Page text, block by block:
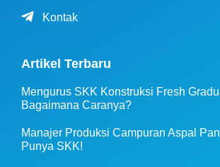
Kontak
Artikel Terbaru
Mengurus SKK Konstruksi Fresh
Bagaimana Caranya?
Manajer Produksi Campuran Aspal
Punya SKK!